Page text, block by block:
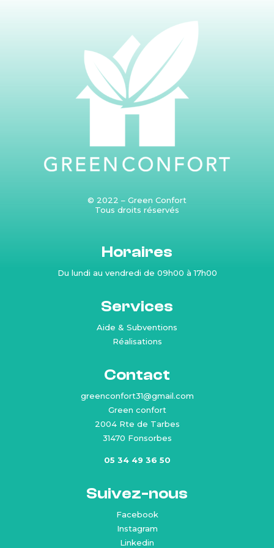
© 2022 – Green Confort
Tous droits réservés
Horaires
Du lundi au vendredi de 09h00 à 17h00
Services
Aide & Subventions
Réalisations
Contact
greenconfort31@gmail.com
Green confort
2004 Rte de Tarbes
31470 Fonsorbes
05 34 49 36 50
Suivez-nous
Facebook
Instagram
Linkedin